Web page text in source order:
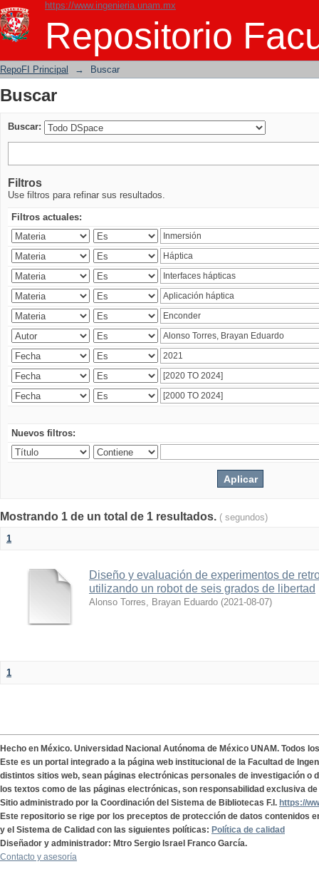
https://www.ingenieria.unam.mx
Repositorio
Buscar
RepoFI Principal → Buscar
Buscar
Buscar:
Filtros
Use filtros para refinar sus resultados.
Filtros actuales:
Nuevos filtros:
Mostrando 1 de un total de 1 resultados. ( segundos)
1
Diseño y evaluación de experimentos de
utilizando un robot de seis grados de libertad
Alonso Torres, Brayan Eduardo (2021-08-07)
1
Hecho en México. Universidad Nacional Autónoma de México UNAM. Todos
Este es un portal integrado a la página web institucional de la Facultad de
distintos sitios web, sean páginas electrónicas personales de investigación o
los textos como de las páginas electrónicas, son responsabilidad exclusiva
Sitio administrado por la Coordinación del Sistema de Bibliotecas F.I. https://
Este repositorio se rige por los preceptos de protección de datos contenidos
y el Sistema de Calidad con las siguientes políticas: Política de calidad
Diseñador y administrador: Mtro Sergio Israel Franco García.
Contacto y asesoría